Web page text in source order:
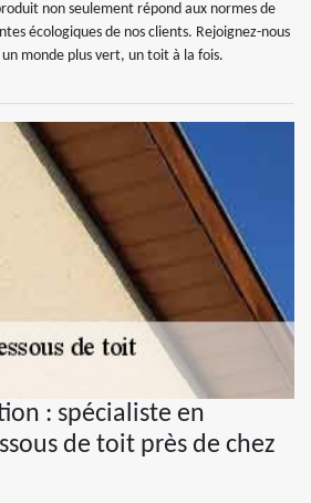
non seulement répond aux normes de
écologiques de nos clients. Rejoignez-nous
monde plus vert, un toit à la fois.
: spécialiste en
de toit près de chez